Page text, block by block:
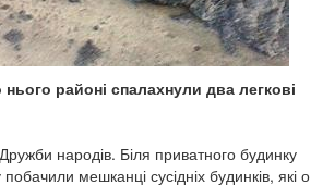
районі спалахнули два легкові
народів. Біля приватного будинку
мешканці сусідніх будинків, які о